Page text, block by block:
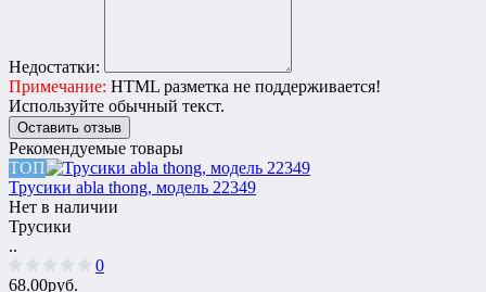
Недостатки:
Примечание: HTML разметка не поддерживается!
Используйте обычный текст.
Оставить отзыв
Рекомендуемые товары
ТОП
Трусики abla thong, модель 22349
Нет в наличии
Трусики
..
0
68.00руб.